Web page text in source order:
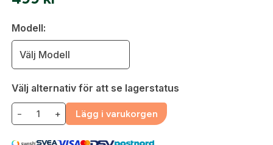
Modell:
Välj Modell
Välj alternativ för att se lagerstatus
− + Lägg i varukorgen
När du är inloggad hanteras beställningen
automatiskt enligt dina inställningar.
E-postadress:
Gatuadress:*
Fyll i din e-post adress nedan så kontaktar vi dig
så fort den här produkten är tillbaka i vårt
sortiment.